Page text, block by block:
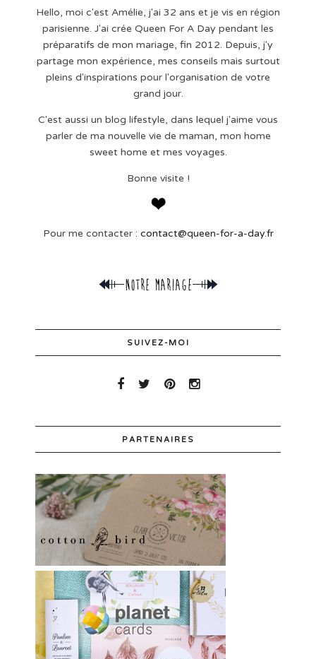
Hello, moi c'est Amélie, j'ai 32 ans et je vis en région
parisienne. J'ai crée Queen For A Day pendant les
préparatifs de mon mariage, fin 2012. Depuis, j'y
partage mon expérience, mes conseils mais surtout
pleins d'inspirations pour l'organisation de votre
grand jour.
C'est aussi un blog lifestyle, dans lequel j'aime vous
parler de ma nouvelle vie de maman, mon home
sweet home et mes voyages.
Bonne visite !
Pour me contacter : contact@queen-for-a-day.fr
SUIVEZ-MOI
PARTENAIRES